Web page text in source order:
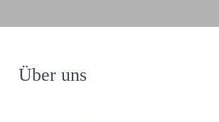
Über uns